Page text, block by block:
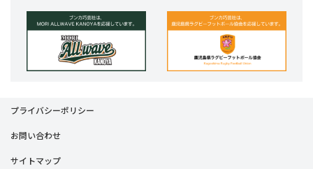
プライバシーポリシー
お問い合わせ
サイトマップ